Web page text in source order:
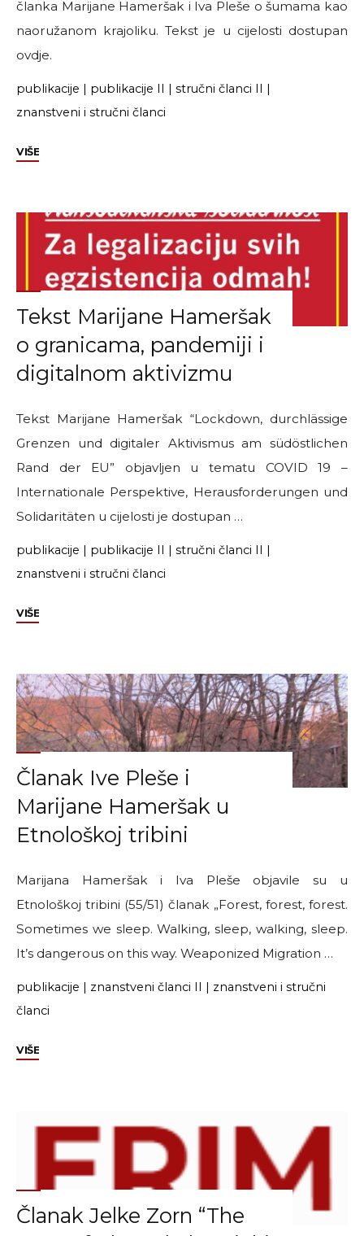
članka Marijane Hameršak i Iva Pleše o šumama kao
naoružanom krajoliku. Tekst je u cijelosti dostupan
ovdje.
publikacije | publikacije II | stručni članci II |
znanstveni i stručni članci
VIŠE"Pleše
“Šuma
kao
naoružani
krajolik”"
Tekst Marijane Hameršak
o granicama, pandemiji i
digitalnom aktivizmu
Tekst Marijane Hameršak “Lockdown, durchlässige
Grenzen und digitaler Aktivismus am südöstlichen
Rand der EU” objavljen u tematu COVID 19 –
Internationale Perspektive, Herausforderungen und
Solidaritäten u cijelosti je dostupan …
publikacije | publikacije II | stručni članci II |
znanstveni i stručni članci
VIŠE"Tekst
o
granicama,
pandemiji
i
digitalnom
aktivizmu"
Članak Ive Pleše i
Marijane Hameršak u
Etnološkoj tribini
Marijana Hameršak i Iva Pleše objavile su u
Etnološkoj tribini (55/51) članak „Forest, forest, forest.
Sometimes we sleep. Walking, sleep, walking, sleep.
It’s dangerous on this way. Weaponized Migration …
publikacije | znanstveni članci II | znanstveni i stručni
članci
VIŠE"Članak
Marijane
Etnološkoj
tribini"
Članak Jelke Zorn “The